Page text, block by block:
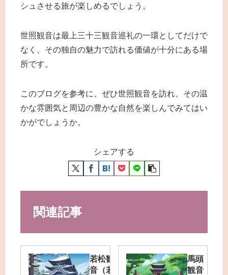
シュさせる旅が楽しめるでしょう。
世照観音は最上三十三観音巡礼の一環としてだけで
なく、その独自の魅力で訪れる価値が十分にある場
所です。
このブログを参考に、ぜひ世照観音を訪れ、その温
かな雰囲気と周辺の豊かな自然を楽しんでみてはい
かがでしょうか。
シェアする
関連記事
若松観
音（若
馬頭
観音